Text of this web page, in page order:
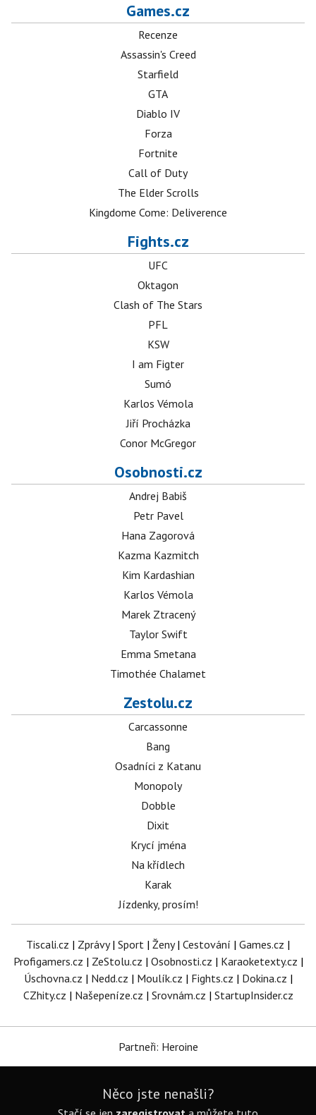
Games.cz
Recenze
Assassin's Creed
Starfield
GTA
Diablo IV
Forza
Fortnite
Call of Duty
The Elder Scrolls
Kingdome Come: Deliverence
Fights.cz
UFC
Oktagon
Clash of The Stars
PFL
KSW
I am Figter
Sumó
Karlos Vémola
Jiří Procházka
Conor McGregor
Osobnosti.cz
Andrej Babiš
Petr Pavel
Hana Zagorová
Kazma Kazmitch
Kim Kardashian
Karlos Vémola
Marek Ztracený
Taylor Swift
Emma Smetana
Timothée Chalamet
Zestolu.cz
Carcassonne
Bang
Osadníci z Katanu
Monopoly
Dobble
Dixit
Krycí jména
Na křídlech
Karak
Jízdenky, prosím!
Tiscali.cz | Zprávy| Sport | Ženy| Cestování | Games.cz |
Profigamers.cz | ZeStolu.cz | Osobnosti.cz | Karaoketexty.cz |
Úschovna.cz | Nedd.cz | Moulík.cz | Fights.cz | Dokina.cz |
CZhity.cz | Našepeníze.cz | Srovnám.cz | StartupInsider.cz
Partneři: Heroine
Něco jste nenašli?